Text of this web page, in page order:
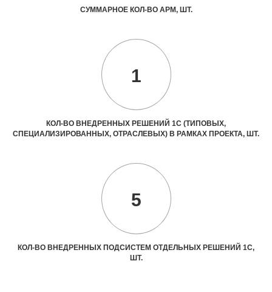
СУММАРНОЕ КОЛ-ВО АРМ, ШТ.
1
КОЛ-ВО ВНЕДРЕННЫХ РЕШЕНИЙ 1С (ТИПОВЫХ,
СПЕЦИАЛИЗИРОВАННЫХ, ОТРАСЛЕВЫХ) В РАМКАХ ПРОЕКТА, ШТ.
5
КОЛ-ВО ВНЕДРЕННЫХ ПОДСИСТЕМ ОТДЕЛЬНЫХ РЕШЕНИЙ 1С,
ШТ.